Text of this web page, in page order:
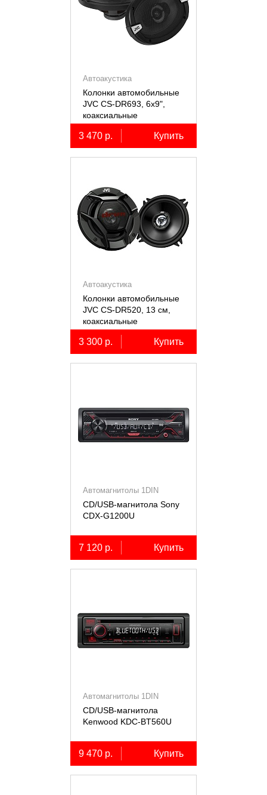
Автоакустика
Колонки автомобильные
JVC CS-DR693, 6х9",
коаксиальные
трёхполосные, 2 шт.
3 470 р. Купить
Автоакустика
Колонки автомобильные
JVC CS-DR520, 13 см,
коаксиальные
двухполосные, 2 шт.
3 300 р. Купить
Автомагнитолы 1DIN
CD/USB-магнитола Sony
СDX-G1200U
7 120 р. Купить
Автомагнитолы 1DIN
CD/USB-магнитола
Kenwood KDC-BT560U
9 470 р. Купить